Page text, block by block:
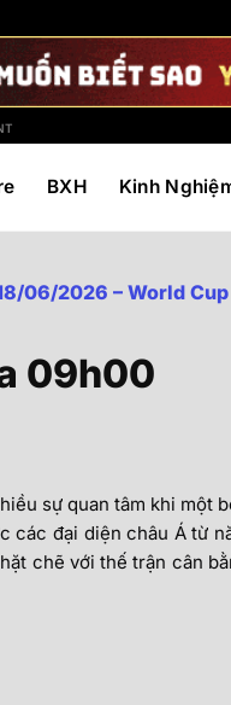
BXH Kinh
06/2026 – World
09h00
sự quan tâm khi một
các đại diện châu Á từ
chẽ với thế trận cân